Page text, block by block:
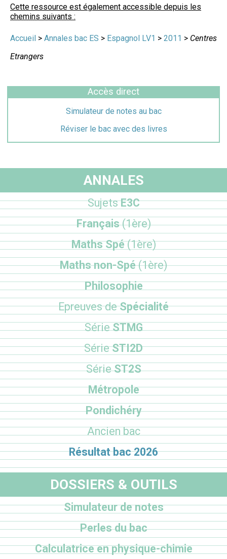
Cette ressource est également accessible depuis les
chemins suivants :
Accueil > Annales bac ES > Espagnol LV1 > 2011 > Centres
Etrangers
Accès direct
Simulateur de notes au bac
Réviser le bac avec des livres
ANNALES
SujetsE3C
Français(1ère)
Maths Spé(1ère)
Maths non-Spé(1ère)
Philosophie
Epreuves deSpécialité
SérieSTMG
SérieSTI2D
SérieST2S
Métropole
Pondichéry
Ancien bac
Résultat bac 2026
DOSSIERS & OUTILS
Simulateur de notes
Perles du bac
Calculatrice en physique-chimie